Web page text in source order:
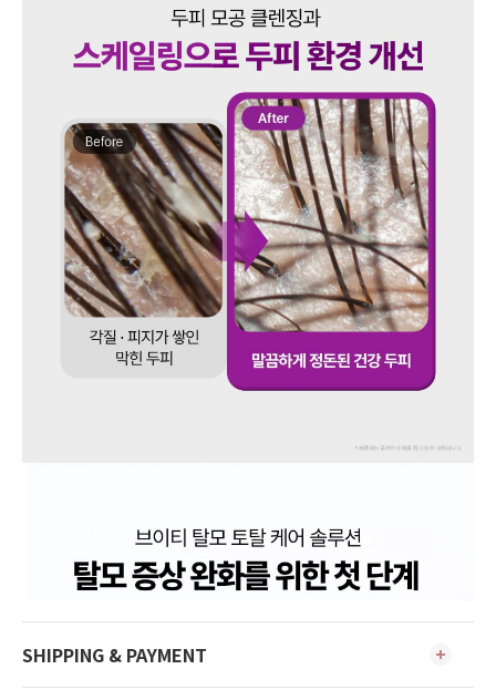
SHIPPING & PAYMENT